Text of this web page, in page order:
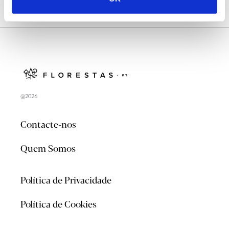
@2026
Contacte-nos
Quem Somos
Política de Privacidade
Política de Cookies